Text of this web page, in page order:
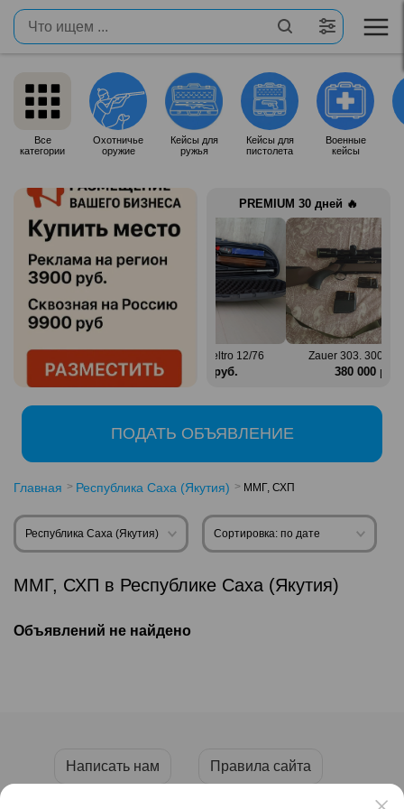
Все
категории
Охотничье
оружие
Кейсы для
ружья
Кейсы для
пистолета
Военные
кейсы
PREMIUM 30 дней 🔥
Mag Benelli Montefeltro 12/76
150 000 руб.
Zauer 303. 300 Win Mag
380 000 руб.
ПОДАТЬ ОБЪЯВЛЕНИЕ
Главная Республика Саха (Якутия) ММГ, СХП
Республика Саха (Якутия) Сортировка: по дате
ММГ, СХП в Республике Саха (Якутия)
Объявлений не найдено
Написать нам Правила сайта